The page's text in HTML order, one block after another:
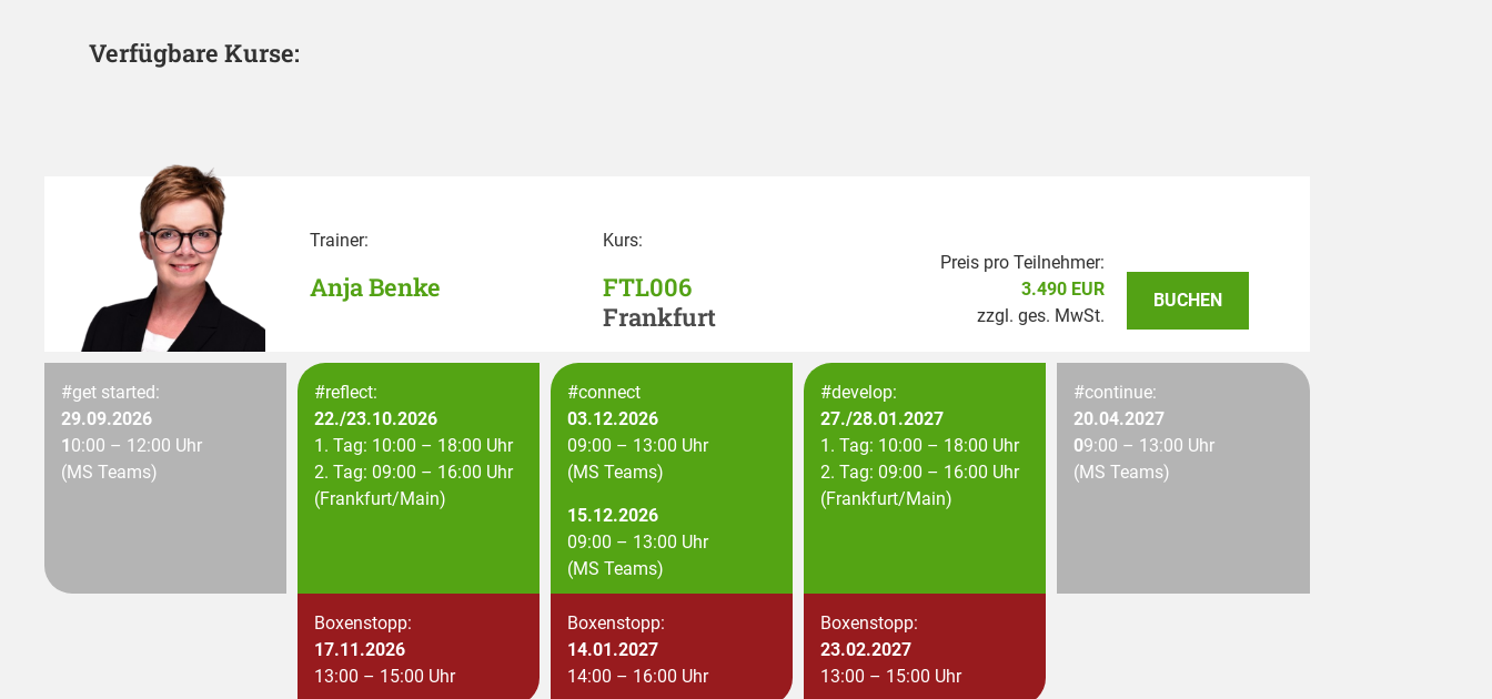
Verfügbare Kurse:
Trainer:
Anja Benke
Kurs:
FTL006
Frankfurt
Preis pro Teilnehmer:
3.490 EUR
zzgl. ges. MwSt.
BUCHEN
#get started:
29.09.2026
1 0:00 – 12:00 Uhr
(MS Teams)
#reflect:
22./23.10.2026
1. Tag: 10:00 – 18:00 Uhr
2. Tag: 09:00 – 16:00 Uhr
(Frankfurt/Main)
#connect
03.12.2026
09:00 – 13:00 Uhr
(MS Teams)
15.12.2026
09:00 – 13:00 Uhr
(MS Teams)
#develop:
27./28.01.2027
1. Tag: 10:00 – 18:00 Uhr
2. Tag: 09:00 – 16:00 Uhr
(Frankfurt/Main)
#continue:
20.04.2027
09:00 – 13:00 Uhr
(MS Teams)
Boxenstopp:
17.11.2026
13:00 – 15:00 Uhr
Boxenstopp:
14.01.2027
14:00 – 16:00 Uhr
Boxenstopp:
23.02.2027
13:00 – 15:00 Uhr